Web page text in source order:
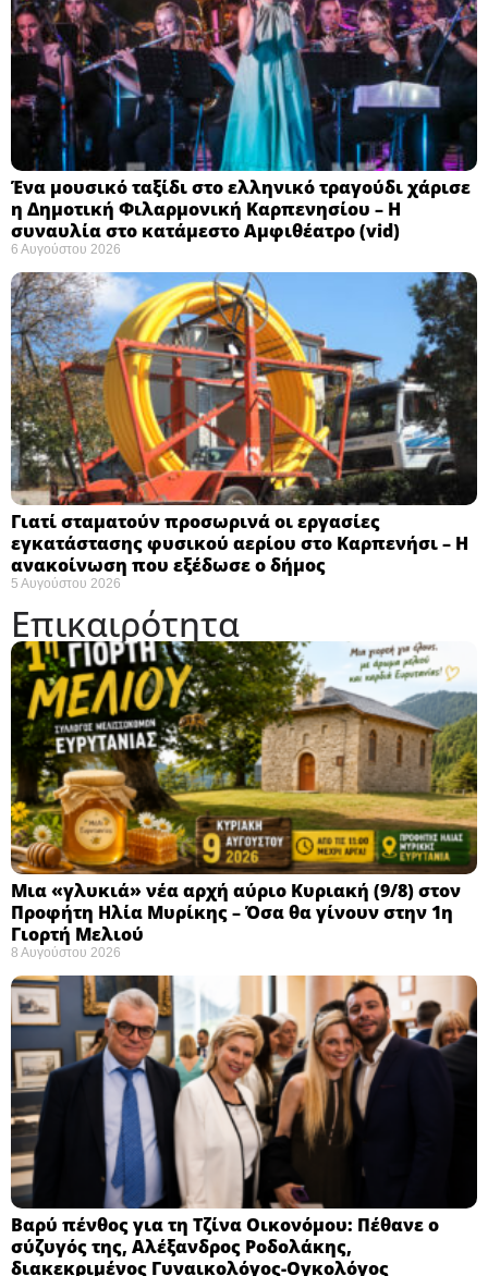
Ένα μουσικό ταξίδι στο ελληνικό τραγούδι χάρισε
η Δημοτική Φιλαρμονική Καρπενησίου – Η
συναυλία στο κατάμεστο Αμφιθέατρο (vid)
6 Αυγούστου 2026
Γιατί σταματούν προσωρινά οι εργασίες
εγκατάστασης φυσικού αερίου στο Καρπενήσι – Η
ανακοίνωση που εξέδωσε ο δήμος
5 Αυγούστου 2026
Επικαιρότητα
Μια «γλυκιά» νέα αρχή αύριο Κυριακή (9/8) στον
Προφήτη Ηλία Μυρίκης – Όσα θα γίνουν στην 1η
Γιορτή Μελιού
8 Αυγούστου 2026
Βαρύ πένθος για τη Τζίνα Οικονόμου: Πέθανε ο
σύζυγός της, Αλέξανδρος Ροδολάκης,
διακεκριμένος Γυναικολόγος-Ογκολόγος